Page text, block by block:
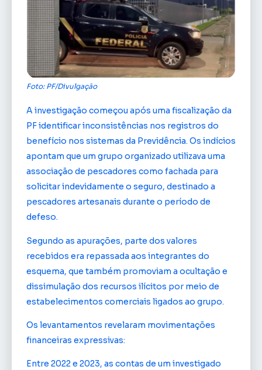
Foto: PF/Divulgação
A investigação começou após uma fiscalização da
PF identificar inconsistências nos registros do
benefício nos sistemas da Previdência. Os indícios
apontam que um grupo organizado utilizava uma
associação de pescadores como fachada para
solicitar indevidamente o seguro, destinado a
pescadores artesanais durante o período de
defeso.
Segundo as apurações, parte dos valores
recebidos era repassada aos integrantes do
esquema, que também promoviam a ocultação e
dissimulação dos recursos ilícitos por meio de
estabelecimentos comerciais ligados ao grupo.
Os levantamentos revelaram movimentações
financeiras expressivas:
Entre 2022 e 2023, as contas de um investigado